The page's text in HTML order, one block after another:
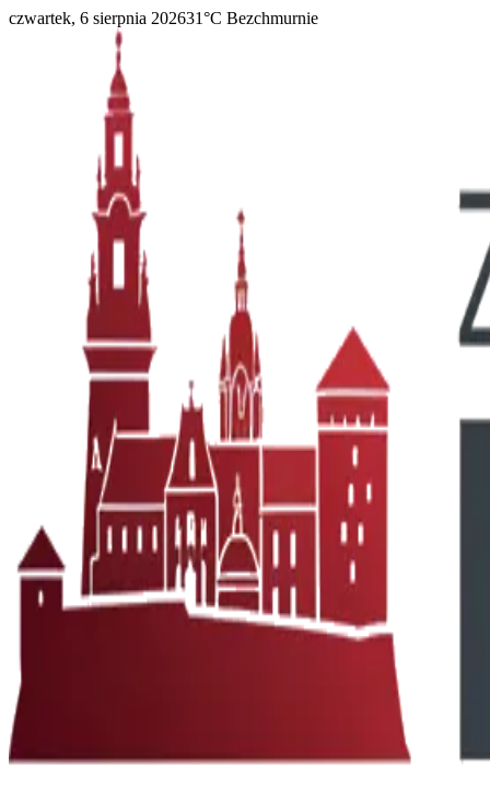
czwartek, 6 sierpnia 202631°C Bezchmurnie